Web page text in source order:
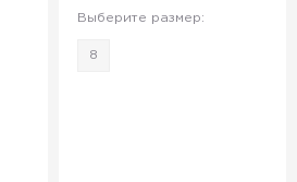
Выберите размер:
8